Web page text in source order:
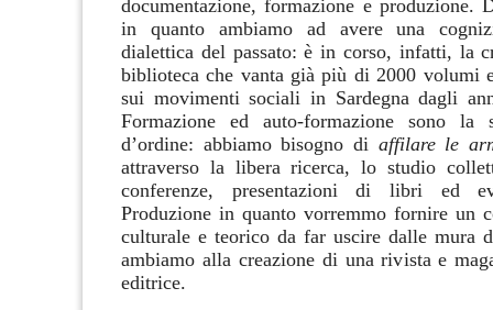
documentazione, formazione e produzione.
in quanto ambiamo ad avere una
dialettica del passato: è in corso, infatti, la
biblioteca che vanta già più di 2000 volumi
sui movimenti sociali in Sardegna dagli
Formazione ed auto-formazione sono la
d’ordine: abbiamo bisogno di affilare le
attraverso la libera ricerca, lo studio
conferenze, presentazioni di libri ed
Produzione in quanto vorremmo fornire un
culturale e teorico da far uscire dalle mura
ambiamo alla creazione di una rivista e
editrice.